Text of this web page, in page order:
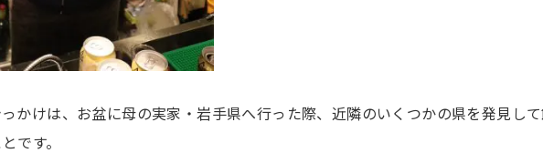
っかけは、お盆に母の実家・岩手県へ行った際、近隣のいくつかの県を発見し
です。